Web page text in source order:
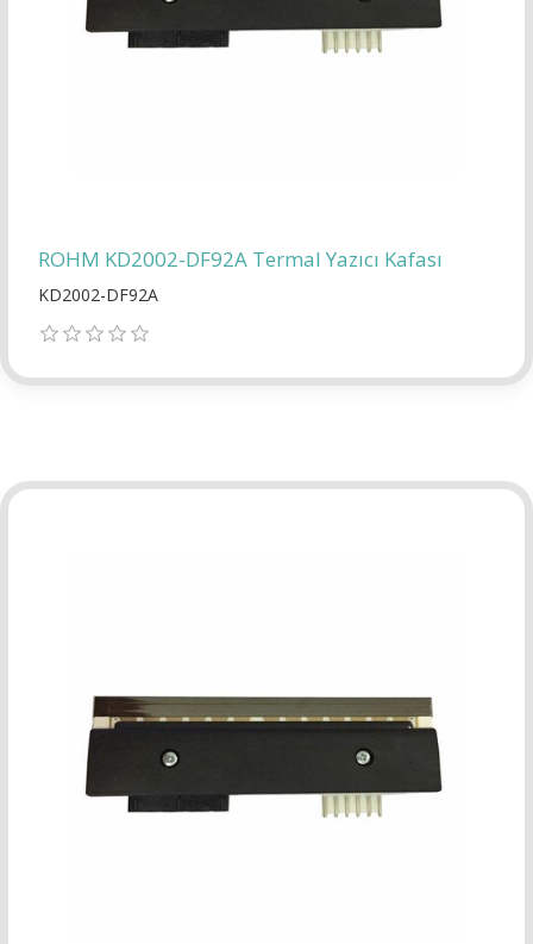
ROHM KD2002-DF92A Termal Yazıcı Kafası
KD2002-DF92A